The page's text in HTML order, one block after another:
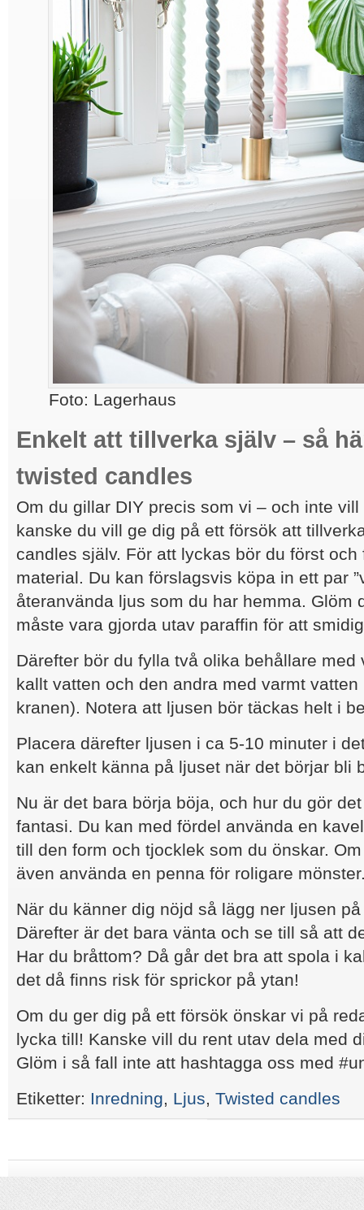
Foto: Lagerhaus
Enkelt att tillverka själv – så
twisted candles
Om du gillar DIY precis som vi – och inte
kanske du vill ge dig på ett försök att
candles själv. För att lyckas bör du först och
material. Du kan förslagsvis köpa in ett par
återanvända ljus som du har hemma. Glöm
måste vara gjorda utav paraffin för att
Därefter bör du fylla två olika behållare med
kallt vatten och den andra med varmt
kranen). Notera att ljusen bör täckas helt i
Placera därefter ljusen i ca 5-10 minuter i
kan enkelt känna på ljuset när det börjar bli
Nu är det bara börja böja, och hur du gör
fantasi. Du kan med fördel använda en
till den form och tjocklek som du önskar.
även använda en penna för roligare
När du känner dig nöjd så lägg ner ljusen
Därefter är det bara vänta och se till så att
Har du bråttom? Då går det bra att spola i
det då finns risk för sprickor på ytan!
Om du ger dig på ett försök önskar vi på
lycka till! Kanske vill du rent utav dela med
Glöm i så fall inte att hashtagga oss med
Etiketter: Inredning, Ljus, Twisted candles